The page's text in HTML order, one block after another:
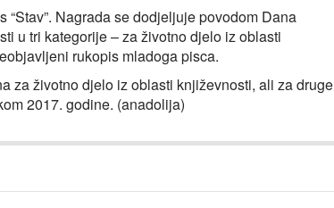
“Stav”. Nagrada se dodjeljuje povodom Dana
u tri kategorije – za životno djelo iz oblasti
rukopis mladoga pisca.
za životno djelo iz oblasti književnosti, ali za druge
2017. godine. (anadolija)